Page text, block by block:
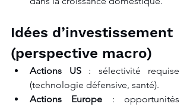
Idées d’investissement
(perspective macro)
Actions US : sélectivité requise
(technologie défensive, santé).
Actions Europe : opportunités